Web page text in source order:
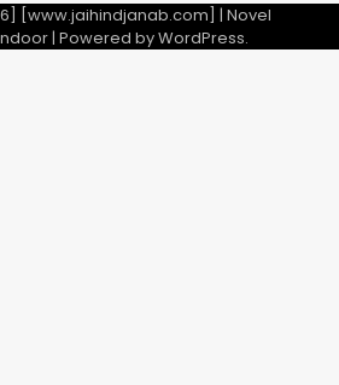
[www.jaihindjanab.com] | Novel
| Powered byWordPress.